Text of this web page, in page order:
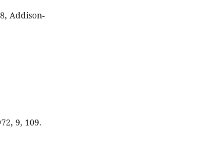
Addison-
9, 109.